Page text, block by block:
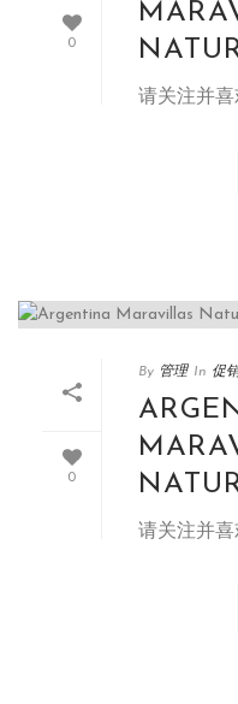
0
请关注并喜
0
By 管理 In 促
请关注并喜